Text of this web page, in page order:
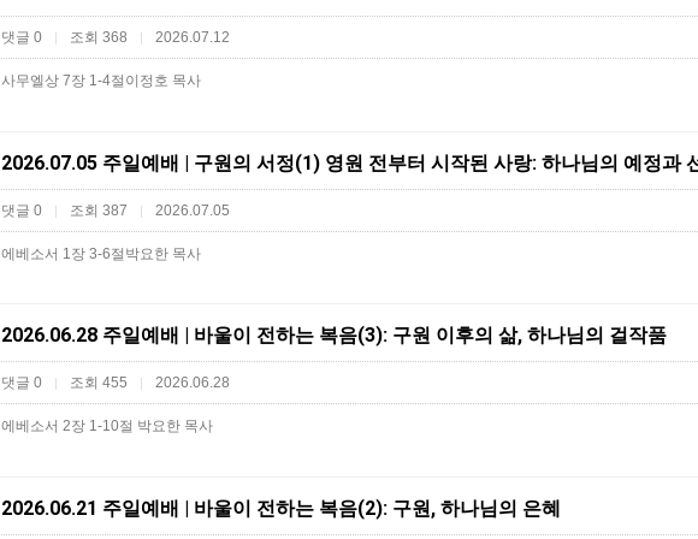
댓글 0 | 조회 368 | 2026.07.12
사무엘상 7장 1-4절이정호 목사
2026.07.05 주일예배 | 구원의 서정(1) 영원 전부터 시작된 사랑: 하나님의 예정과
댓글 0 | 조회 387 | 2026.07.05
에베소서 1장 3-6절박요한 목사
2026.06.28 주일예배 | 바울이 전하는 복음(3): 구원 이후의 삶, 하나님의 걸작품
댓글 0 | 조회 455 | 2026.06.28
에베소서 2장 1-10절 박요한 목사
2026.06.21 주일예배 | 바울이 전하는 복음(2): 구원, 하나님의 은혜